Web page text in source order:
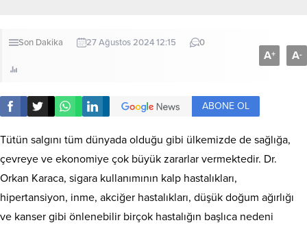
Son Dakika 27 Ağustos 2024 12:15 0
A+ A-
ABONE OL
Tütün salgını tüm dünyada olduğu gibi ülkemizde de sağlığa,
çevreye ve ekonomiye çok büyük zararlar vermektedir. Dr.
Orkan Karaca, sigara kullanımının kalp hastalıkları,
hipertansiyon, inme, akciğer hastalıkları, düşük doğum ağırlığı
ve kanser gibi önlenebilir birçok hastalığın başlıca nedeni